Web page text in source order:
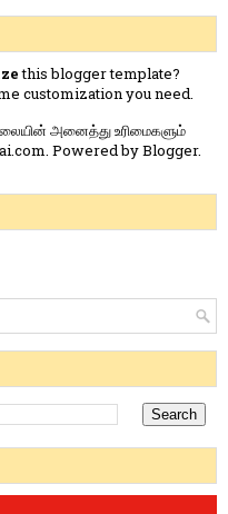
this blogger template?
customization you need.
அனைத்து உரிமைகளும்
Powered byBlogger.